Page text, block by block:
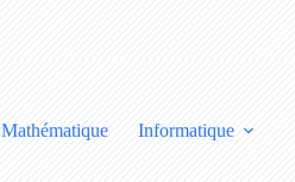
Mathématique Informatique